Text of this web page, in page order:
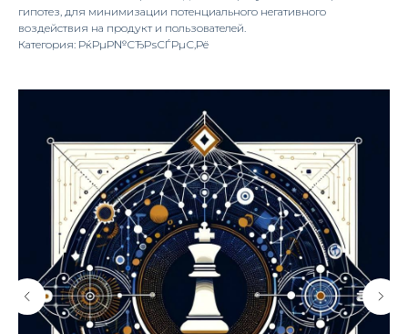
гипотез, для минимизации потенциального негативного
воздействия на продукт и пользователей.
Категория: РќРµР№СЂРѕСЃРµС‚Рё